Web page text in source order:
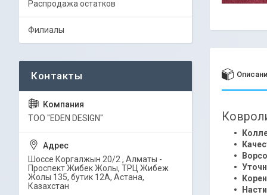
Распродажа остатков
Филиалы
ТОО "EDEN DESIGN"
Шоссе Коргалжын 20/2 , Алматы -
Проспект Жибек Жолы, ТРЦ Жибеж
Жолы 135, бутик 12А, Астана,
Казахстан